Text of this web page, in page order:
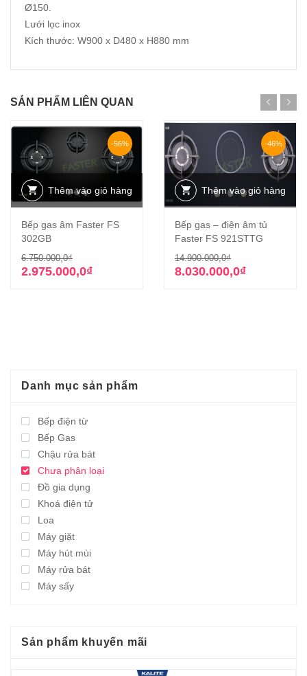
Ø150.
Lưới lọc inox
Kích thước: W900 x D480 x H880 mm
SẢN PHẨM LIÊN QUAN
-56%
Thêm vào giỏ hàng
Bếp gas âm Faster FS
302GB
6.750.000,0₫Giá
gốc
2.975.000,0₫
Giá
hiện
-46%
Thêm vào giỏ hàng
Bếp gas – điện âm tủ
Faster FS 921STTG
14.900.000,0₫Giá
gốc
8.030.000,0₫
Giá
hiện
Danh mục sản phẩm
Bếp điện từ
Bếp Gas
Chậu rửa bát
Chưa phân loại
Đồ gia dụng
Khoá điện tử
Loa
Máy giặt
Máy hút mùi
Máy rửa bát
Máy sấy
Sản phẩm khuyến mãi